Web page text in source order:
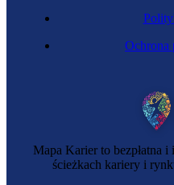
Mapa Karier to bezpłatna
ścieżkach kariery i
Ochrona